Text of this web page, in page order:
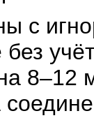
с
8–12